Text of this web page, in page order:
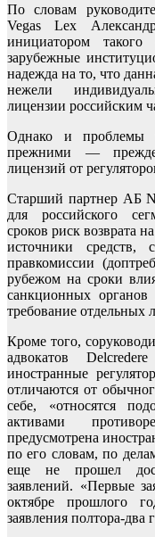
По словам
Vegas Lex
инициатором
зарубежные
надежда на то, что
нежели
лицензии российским
Однако и проблемы
прежними —
лицензий от
Старший партнер АБ
для российского
сроков риск возврата
источники средств,
правкомиссии
рубежом на сроки
санкционных
требование отдельных
Кроме того,
адвокатов
иностранные
отличаются от
себе, «относятся
активами
предусмотрена
по его словам, по
еще не прошел
заявлений. «Первые
октябре прошлого
заявления полтора-